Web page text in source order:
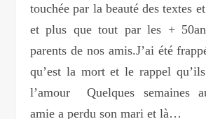
touchée par la beauté des textes
et plus que tout par les +
parents de nos amis.J’ai été
qu’est la mort et le rappel
l’amour Quelques semaines
amie a perdu son mari et là…